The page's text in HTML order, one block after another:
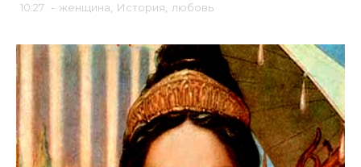
10:27 - женщина История любовь